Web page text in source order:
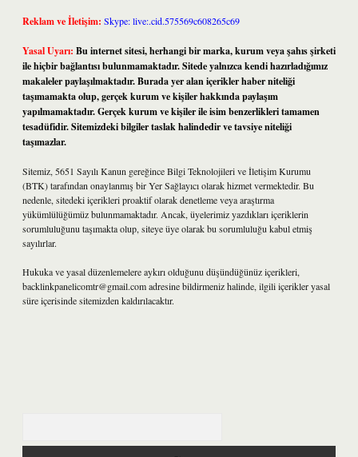
Reklam ve İletişim: Skype: live:.cid.575569c608265c69
Yasal Uyarı: Bu internet sitesi, herhangi bir marka, kurum veya şahıs şirketi
ile hiçbir bağlantısı bulunmamaktadır. Sitede yalnızca kendi hazırladığımız
makaleler paylaşılmaktadır. Burada yer alan içerikler haber niteliği
taşımamakta olup, gerçek kurum ve kişiler hakkında paylaşım
yapılmamaktadır. Gerçek kurum ve kişiler ile isim benzerlikleri tamamen
tesadüfidir. Sitemizdeki bilgiler taslak halindedir ve tavsiye niteliği
taşımazlar.
Sitemiz, 5651 Sayılı Kanun gereğince Bilgi Teknolojileri ve İletişim Kurumu
(BTK) tarafından onaylanmış bir Yer Sağlayıcı olarak hizmet vermektedir. Bu
nedenle, sitedeki içerikleri proaktif olarak denetleme veya araştırma
yükümlülüğümüz bulunmamaktadır. Ancak, üyelerimiz yazdıkları içeriklerin
sorumluluğunu taşımakta olup, siteye üye olarak bu sorumluluğu kabul etmiş
sayılırlar.
Hukuka ve yasal düzenlemelere aykırı olduğunu düşündüğünüz içerikleri,
backlinkpanelicomtr@gmail.comadresine bildirmeniz halinde, ilgili içerikler yasal
süre içerisinde sitemizden kaldırılacaktır.